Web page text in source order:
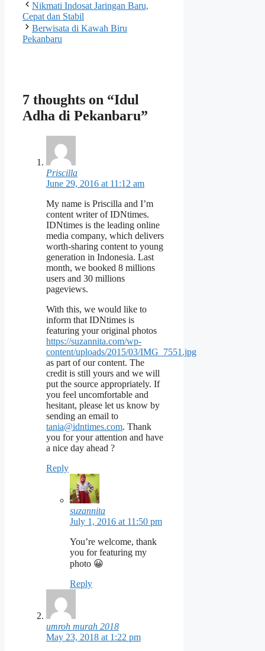
Nikmati Indosat Jaringan Baru,
Cepat dan Stabil
Berwisata di Kawah Biru
Pekanbaru
7 thoughts on “Idul
Adha di Pekanbaru”
Priscilla
June 29, 2016 at 11:12 am
My name is Priscilla and I’m
content writer of IDNtimes.
IDNtimes is the leading online
media company, which delivers
worth-sharing content to young
generation in Indonesia. Last
month, we booked 8 millions
users and 30 millions
pageviews.
With this, we would like to
inform that IDNtimes is
featuring your original photos
https://suzannita.com/wp-
content/uploads/2015/03/IMG_7551.jpg
as part of our content. The
credit is still yours and we will
put the source appropriately. If
you feel uncomfortable and
hesitant, please let us know by
sending an email to
tania@idntimes.com. Thank
you for your attention and have
a nice day ahead ?
Reply
suzannita
July 1, 2016 at 11:50 pm
You’re welcome, thank
you for featuring my
photo 😀
Reply
umroh murah 2018
May 23, 2018 at 1:22 pm